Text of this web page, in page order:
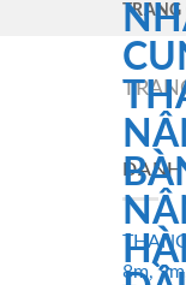
TRANG
8m,